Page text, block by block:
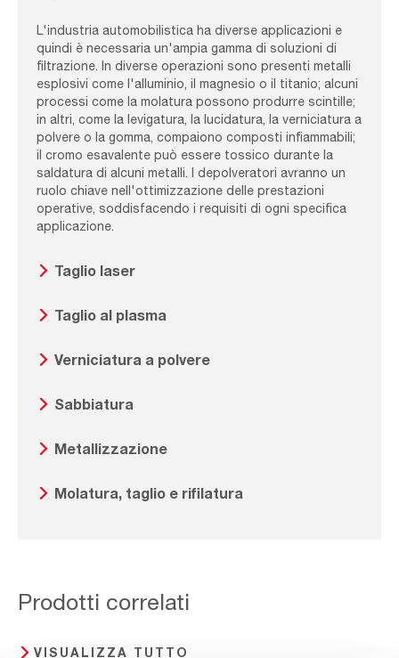
L'industria automobilistica ha diverse applicazioni e
quindi è necessaria un'ampia gamma di soluzioni di
filtrazione. In diverse operazioni sono presenti metalli
esplosivi come l'alluminio, il magnesio o il titanio; alcuni
processi come la molatura possono produrre scintille;
in altri, come la levigatura, la lucidatura, la verniciatura a
polvere o la gomma, compaiono composti infiammabili;
il cromo esavalente può essere tossico durante la
saldatura di alcuni metalli. I depolveratori avranno un
ruolo chiave nell'ottimizzazione delle prestazioni
operative, soddisfacendo i requisiti di ogni specifica
applicazione.
Taglio laser
Taglio al plasma
Verniciatura a polvere
Sabbiatura
Metallizzazione
Molatura, taglio e rifilatura
Prodotti correlati
VISUALIZZA TUTTO